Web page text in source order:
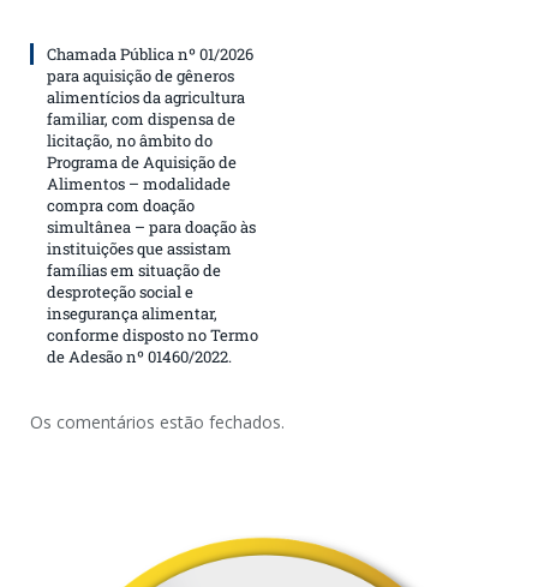
Chamada Pública nº 01/2026
para aquisição de gêneros
alimentícios da agricultura
familiar, com dispensa de
licitação, no âmbito do
Programa de Aquisição de
Alimentos – modalidade
compra com doação
simultânea – para doação às
instituições que assistam
famílias em situação de
desproteção social e
insegurança alimentar,
conforme disposto no Termo
de Adesão nº 01460/2022.
Os comentários estão fechados.